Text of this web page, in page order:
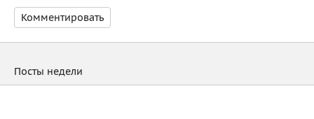
Комментировать
Посты недели